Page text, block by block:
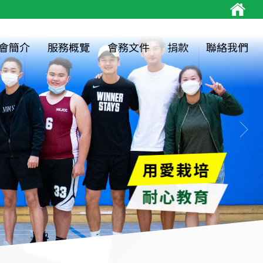
簡介 服務概覽 會務文件 捐款 聯絡我們
用愛栽培
耐心教育